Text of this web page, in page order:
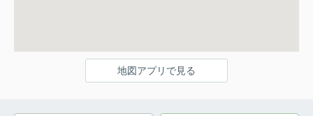
地図アプリで見る